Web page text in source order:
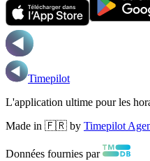
Timepilot
L'application ultime pour les
Made in 🇫🇷 by Timepilot
Données fournies par